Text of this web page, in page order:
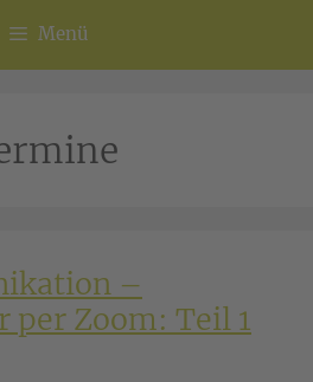
Menü
–
per Zoom: Teil 1